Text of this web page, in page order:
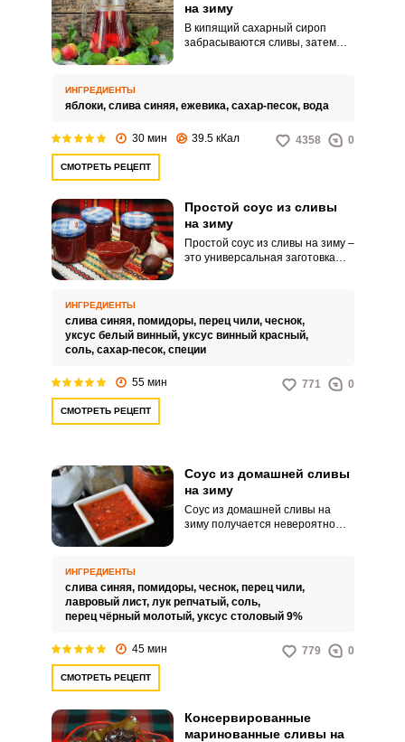
на зиму
В кипящий сахарный сироп
забрасываются сливы, затем
простерилизованным банкам и
закатывается.
ИНГРЕДИЕНТЫ
яблоки, слива синяя, ежевика, сахар-песок, вода
30 мин 39.5 кКал 4358 0
СМОТРЕТЬ РЕЦЕПТ
Простой соус из сливы
на зиму
Простой соус из сливы на зиму –
это универсальная заготовка
ИНГРЕДИЕНТЫ
слива синяя, помидоры, перец чили, чеснок,
уксус белый винный, уксус винный красный,
соль, сахар-песок, специи
55 мин 771 0
СМОТРЕТЬ РЕЦЕПТ
Соус из домашней сливы
на зиму
Соус из домашней сливы на
зиму получается невероятно
горячим мясным, рыбным и
другим домашним угощениям.
ИНГРЕДИЕНТЫ
слива синяя, помидоры, чеснок, перец чили,
лавровый лист, лук репчатый, соль,
перец чёрный молотый, уксус столовый 9%
45 мин 779 0
СМОТРЕТЬ РЕЦЕПТ
Консервированные
маринованные сливы на